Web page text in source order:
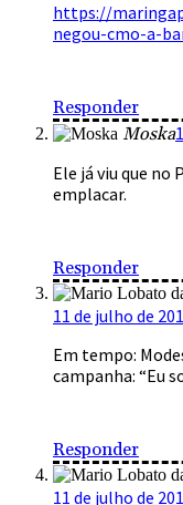
https://
negou-cmo-a-
Responder
Moska
Ele já viu que no
emplacar.
Responder
11 de julho de
Em tempo:
campanha: “Eu
Responder
11 de julho de